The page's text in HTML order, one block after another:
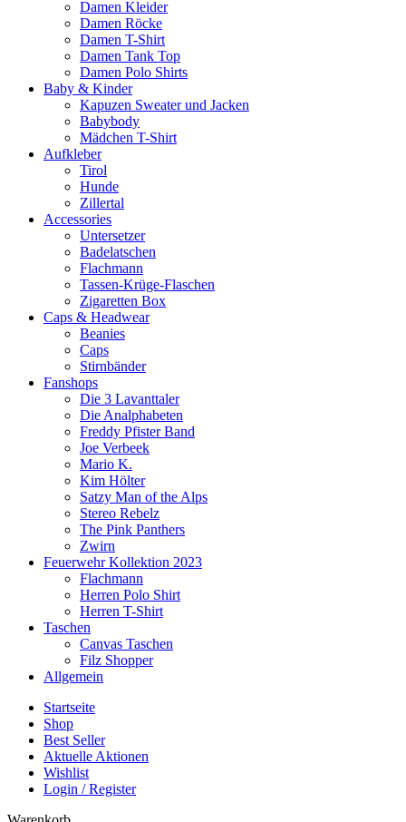
Damen Kleider
Damen Röcke
Damen T-Shirt
Damen Tank Top
Damen Polo Shirts
Baby & Kinder
Kapuzen Sweater und Jacken
Babybody
Mädchen T-Shirt
Aufkleber
Tirol
Hunde
Zillertal
Accessories
Untersetzer
Badelatschen
Flachmann
Tassen-Krüge-Flaschen
Zigaretten Box
Caps & Headwear
Beanies
Caps
Stirnbänder
Fanshops
Die 3 Lavanttaler
Die Analphabeten
Freddy Pfister Band
Joe Verbeek
Mario K.
Kim Hölter
Satzy Man of the Alps
Stereo Rebelz
The Pink Panthers
Zwirn
Feuerwehr Kollektion 2023
Flachmann
Herren Polo Shirt
Herren T-Shirt
Taschen
Canvas Taschen
Filz Shopper
Allgemein
Startseite
Shop
Best Seller
Aktuelle Aktionen
Wishlist
Login / Register